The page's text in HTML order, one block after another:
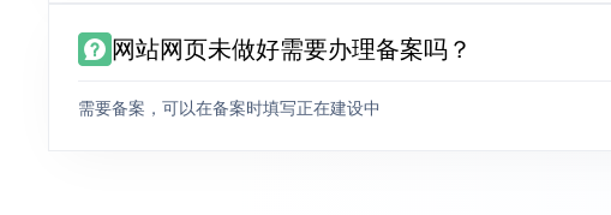
网站网页未做好需要办理备案吗？
需要备案，可以在备案时填写正在建设中